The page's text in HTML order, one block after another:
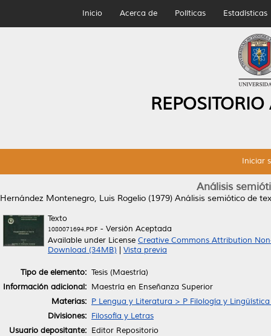
Inicio Acerca de Políticas Estadísticas
Iniciar
Análisis
Hernández Montenegro, Luis Rogelio (1979) Análisis semiótico de
Texto
1080071694.PDF - Versión Aceptada
Available under License Creative Commons Attribution
Download (34MB)
Vista previa
Tipo de elemento: Tesis (Maestría)
Información adicional: Maestría en Enseñanza Superior
Materias: P Lengua y Literatura > P Filología y
Divisiones: Filosofía y Letras
Usuario depositante: Editor Repositorio